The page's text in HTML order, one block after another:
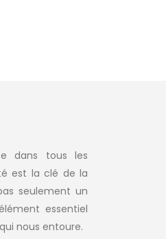
dans tous les
est la clé de la
seulement un
essentiel
nous entoure.